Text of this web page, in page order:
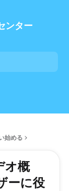
ンター
始める
オ概
ーに役